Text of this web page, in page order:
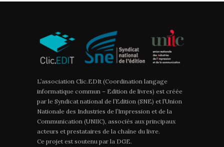
L’association Clic.EDIt (Coordination langage
informatique commun – Edition de livres) est créée
par le Syndicat national de l’Edition (SNE) et l’Union
Nationale des Industries de l’Impression et de la
Communication (UNIIC), associés aux principaux
acteurs et prestataires de la chaîne du livre.
Ce projet est soutenu par la DGE.